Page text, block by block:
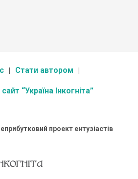
Стати автором
“Україна Інкогніта”
проект ентузіастів